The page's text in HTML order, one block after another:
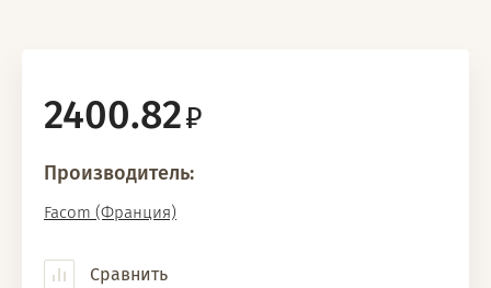
2400.82
Производитель:
Facom (Франция)
Сравнить